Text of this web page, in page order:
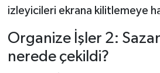
izleyicileri ekrana kilitlemeye
Organize İşler 2:
nerede çekildi?